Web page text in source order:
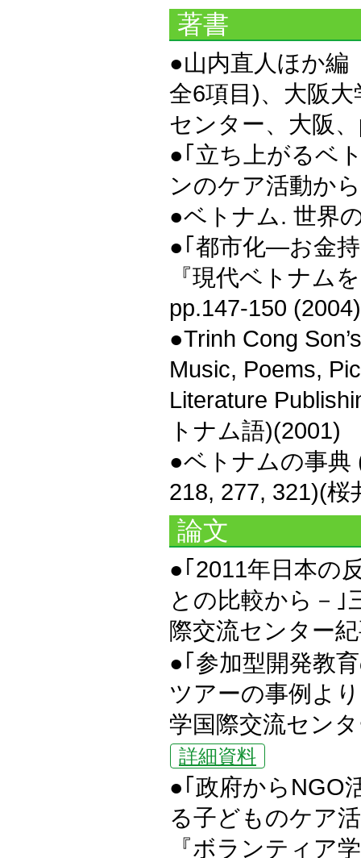
著書
●山内直人ほか編
全6項目)、大阪
センター、大阪
●｢立ち上がるベ
ンのケア活動か
●ベトナム. 世界
●｢都市化―お金
『現代ベトナム
pp.147-150 (2004)
●Trinh Cong
Music, Poems,
Literature
トナム語)(2001)
●ベトナムの事典
218, 277, 321)(桜
論文
●｢2011年日本の
との比較から－｣
際交流センター
●｢参加型開発教
ツアーの事例よ
学国際交流セン
詳細資料
●｢政府からNGO
る子どものケア
『ボランティア